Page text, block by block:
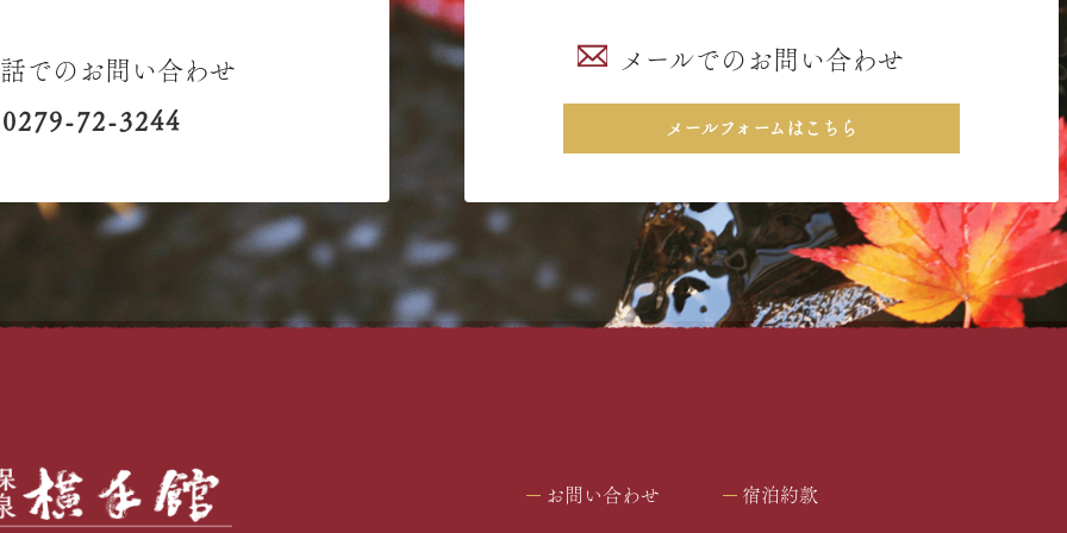
でのお問い合わせ
0279-72-3244
メールでのお問い合わせ
メールフォームはこちら
お問い合わせ 宿泊約款